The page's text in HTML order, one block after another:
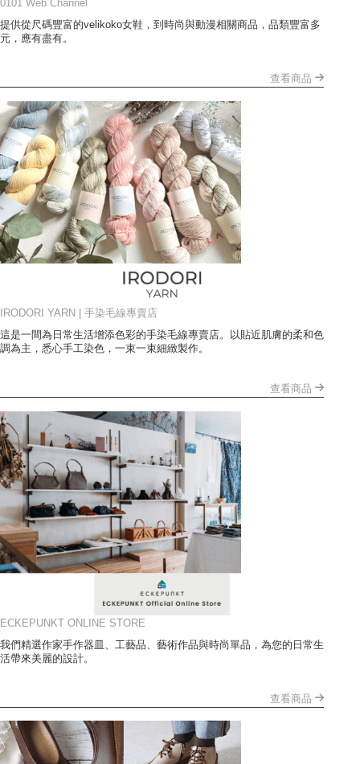
0101 Web Channel
提供從尺碼豐富的velikoko女鞋，到時尚與動漫相關商品，品類豐富多
元，應有盡有。
查看商品
IRODORI YARN | 手染毛線專賣店
這是一間為日常生活增添色彩的手染毛線專賣店。以貼近肌膚的柔和色
調為主，悉心手工染色，一束一束細緻製作。
查看商品
ECKEPUNKT ONLINE STORE
我們精選作家手作器皿、工藝品、藝術作品與時尚單品，為您的日常生
活帶來美麗的設計。
查看商品